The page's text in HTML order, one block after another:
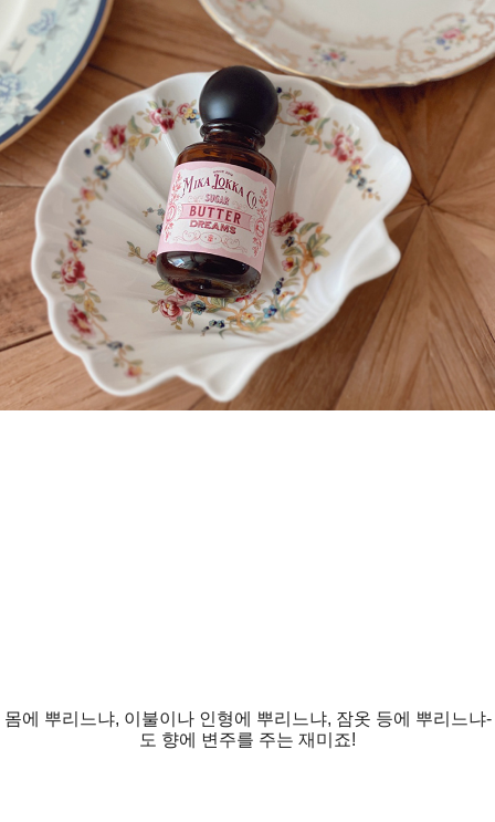
몸에 뿌리느냐, 이불이나 인형에 뿌리느냐, 잠옷 등에 뿌리느냐-
도 향에 변주를 주는 재미죠!